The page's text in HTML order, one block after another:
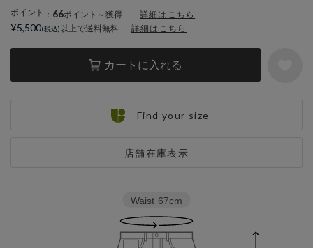
ポイント ： 66ポイント～獲得 詳細はこちら
カートに入れる
店舗在庫表示
¥5,500 以上で送料無料 詳細はこちら
Find your size
Waist 67cm